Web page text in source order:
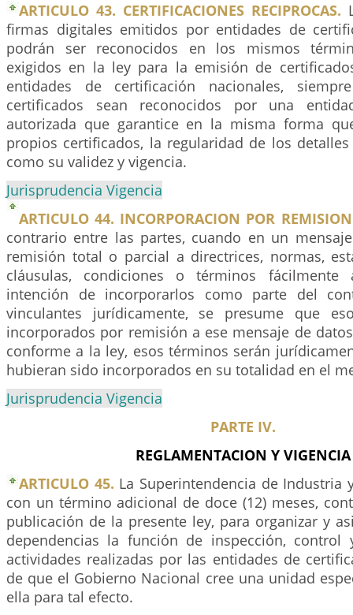
ARTICULO 43. CERTIFICACIONES RECIPROCAS.
firmas digitales emitidos por entidades de
podrán ser reconocidos en los mismos
exigidos en la ley para la emisión de
entidades de certificación nacionales,
certificados sean reconocidos por una
autorizada que garantice en la misma forma
propios certificados, la regularidad de los
como su validez y vigencia.
Jurisprudencia Vigencia
ARTICULO 44. INCORPORACION POR
contrario entre las partes, cuando en un
remisión total o parcial a directrices, normas,
cláusulas, condiciones o términos fácilmente
intención de incorporarlos como parte del
vinculantes jurídicamente, se presume que
incorporados por remisión a ese mensaje de
conforme a la ley, esos términos serán
hubieran sido incorporados en su totalidad en el
Jurisprudencia Vigencia
PARTE IV.
REGLAMENTACION Y VIGENCIA
ARTICULO 45. La Superintendencia de Industria
con un término adicional de doce (12) meses,
publicación de la presente ley, para organizar y
dependencias la función de inspección, control
actividades realizadas por las entidades de
de que el Gobierno Nacional cree una unidad
ella para tal efecto.